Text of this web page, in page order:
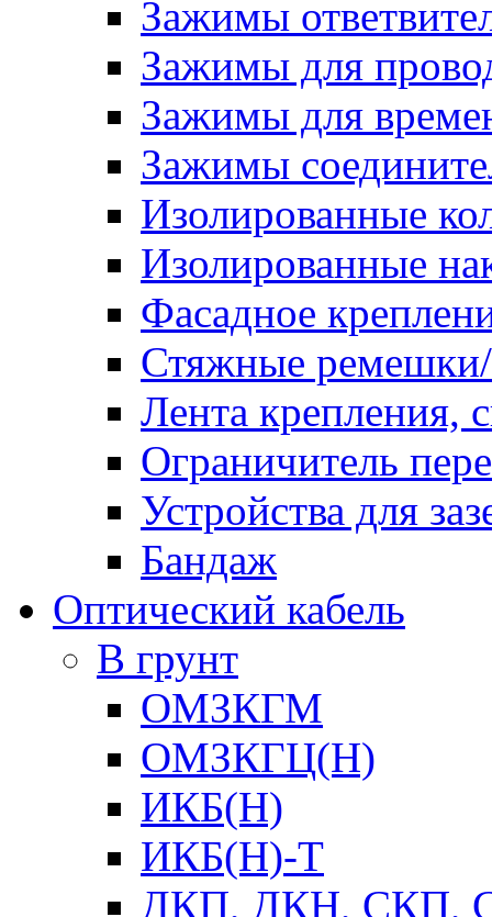
Зажимы
Зажимы для
Зажимы для
Зажимы
Изолированные
Изолированные
Фасадное
Стяжные
Лента крепления,
Ограничитель
Устройства для
Бандаж
Оптический кабель
В грунт
ОМЗКГМ
ОМЗКГЦ(Н)
ИКБ(Н)
ИКБ(Н)-Т
ДКП, ДКН, СКП,